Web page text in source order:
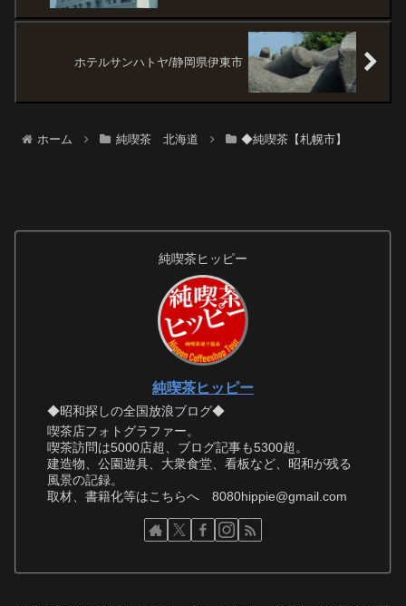
ホテルサンハトヤ/静岡県伊東市
ホーム 純喫茶 北海道 ◆純喫茶【札幌市】
純喫茶ヒッピー
純喫茶ヒッピー
◆昭和探しの全国放浪ブログ◆
喫茶店フォトグラファー。
喫茶訪問は5000店超、ブログ記事も5300超。
建造物、公園遊具、大衆食堂、看板など、昭和が残る
風景の記録。
取材、書籍化等はこちらへ 8080hippie@gmail.com